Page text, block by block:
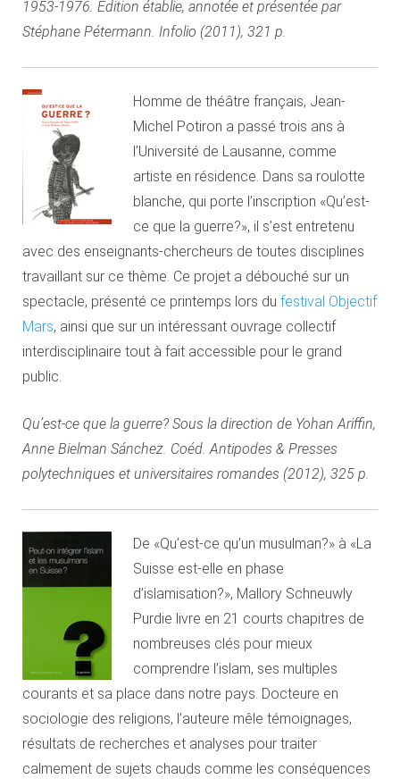
1953-1976. Edition établie, annotée et présentée par
Stéphane Pétermann. Infolio (2011), 321 p.
Homme de théâtre français, Jean-
Michel Potiron a passé trois ans à
l’Université de Lausanne, comme
artiste en résidence. Dans sa roulotte
blanche, qui porte l’inscription «Qu’est-
ce que la guerre?», il s’est entretenu
avec des enseignants-chercheurs de toutes disciplines
travaillant sur ce thème. Ce projet a débouché sur un
spectacle, présenté ce printemps lors du festival Objectif
Mars, ainsi que sur un intéressant ouvrage collectif
interdisciplinaire tout à fait accessible pour le grand
public.
Qu’est-ce que la guerre? Sous la direction de Yohan Ariffin,
Anne Bielman Sánchez. Coéd. Antipodes & Presses
polytechniques et universitaires romandes (2012), 325 p.
De «Qu’est-ce qu’un musulman?» à «La
Suisse est-elle en phase
d’islamisation?», Mallory Schneuwly
Purdie livre en 21 courts chapitres de
nombreuses clés pour mieux
comprendre l’islam, ses multiples
courants et sa place dans notre pays. Docteure en
sociologie des religions, l’auteure mêle témoignages,
résultats de recherches et analyses pour traiter
calmement de sujets chauds comme les conséquences